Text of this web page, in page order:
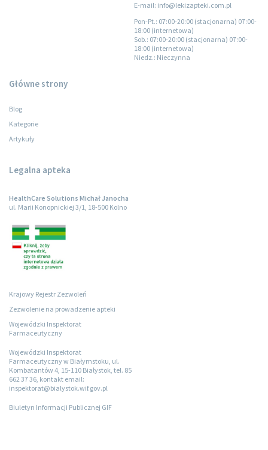
E-mail: info@lekizapteki.com.pl
Pon-Pt.: 07:00-20:00 (stacjonarna) 07:00-
18:00 (internetowa)
Sob.: 07:00-20:00 (stacjonarna) 07:00-
18:00 (internetowa)
Niedz.: Nieczynna
Główne strony
Blog
Kategorie
Artykuły
Legalna apteka
HealthCare Solutions Michał Janocha
ul. Marii Konopnickiej 3/1, 18-500 Kolno
Krajowy Rejestr Zezwoleń
Zezwolenie na prowadzenie apteki
Wojewódzki Inspektorat
Farmaceutyczny
Wojewódzki Inspektorat
Farmaceutyczny w Białymstoku, ul.
Kombatantów 4, 15-110 Białystok, tel. 85
662 37 36, kontakt email:
inspektorat@bialystok.wif.gov.pl
Biuletyn Informacji Publicznej GIF